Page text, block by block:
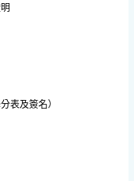
表及簽名）